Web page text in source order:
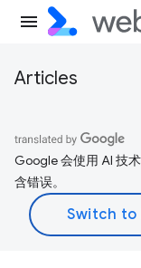
Articles
Google 会使用 AI 技
含错误。